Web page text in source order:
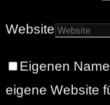
Website
Eigenen
eigene Website